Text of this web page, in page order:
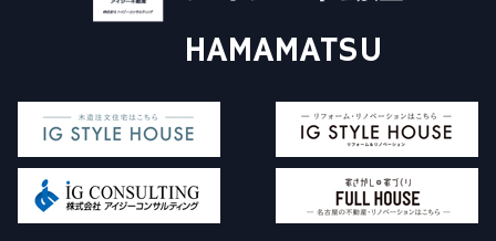
建設業許可 国土交通大臣許可（般-4）第20412号
宅地建物取引業 国土交通大臣（3）第8168号
アイジー不動産について
家探し+家づくり
価格査定・買取査定
施工事例
よくある質問
Instagram
コラム
査定依頼フォーム
お問い合わせ
HAMAMATSU